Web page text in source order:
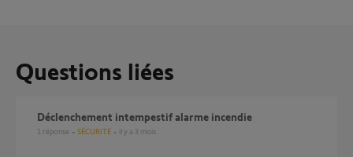
Questions liées
Déclenchement intempestif alarme incendie
1 réponse SÉCURITÉ il y a 3 mois